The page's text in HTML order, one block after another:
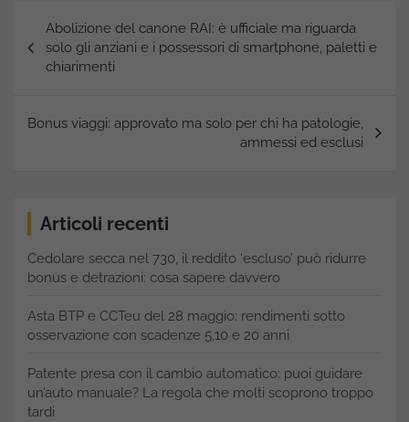
Navigazione
articoli
Abolizione del canone RAI: è ufficiale ma riguarda
solo gli anziani e i possessori di smartphone, paletti e
chiarimenti
Bonus viaggi: approvato ma solo per chi ha patologie,
ammessi ed esclusi
Articoli recenti
Cedolare secca nel 730, il reddito ‘escluso’ può ridurre
bonus e detrazioni: cosa sapere davvero
Asta BTP e CCTeu del 28 maggio: rendimenti sotto
osservazione con scadenze 5,10 e 20 anni
Patente presa con il cambio automatico: puoi guidare
un’auto manuale? La regola che molti scoprono troppo
tardi